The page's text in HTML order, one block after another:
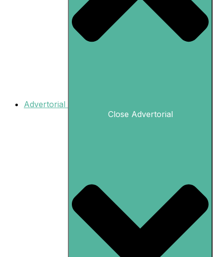
Advertorial
Close Advertorial